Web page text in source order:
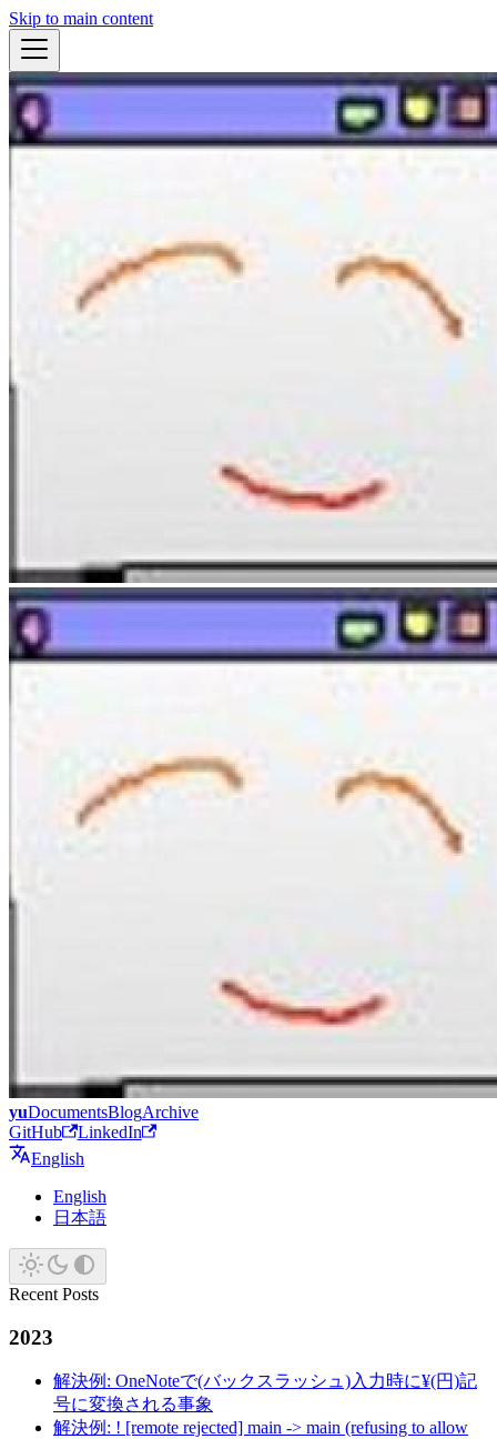
Skip to main content
yuDocumentsBlogArchive
GitHub
LinkedIn
English
English
日本語
Recent Posts
2023
解決例: OneNoteで(バックスラッシュ)入力時に¥(円)記
号に変換される事象
解決例: ! [remote rejected] main -> main (refusing to allow